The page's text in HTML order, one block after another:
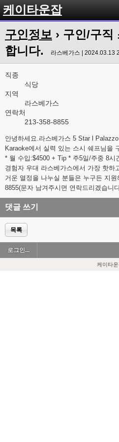
케이타운잡
구인정보 › 구인/구
합니다.
라스베가스 | 2024.03.13
직종
식당
지역
라스베가스
연락처
213-358-8855
안녕하세요.라스베가스 5 Star l
Karaoke에서 실력 있는 스시 쉐프님을
* 월 수입:$4500 + Tip * 주5일/주중 8시
경험자 우대 라스베가스에서 가장 핫하
거운 열정을 나누실 분들은 누구든 지
8855(문자 남겨주시면 연락드리겠습니
댓글 쓰기
목록
로그인...
케이타